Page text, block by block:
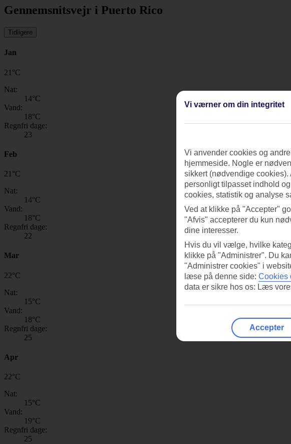
Gennemsnitsvejr i Puerto Rico
Tidligere
Jan
21 °C
Nat:
14°C
Vand:
18°C
Regnfri dage:
23
Feb
21 °C
Nat:
14°C
Vand:
18°C
Regnfri dage:
22
Mar
22°C
Nat:
15°C
Vand:
18°C
Regnfri dage:
25
Apr
22°C
Nat:
15°C
Vand:
19°C
Regnfri dage:
25
Vi værner om din integritet
Vi anvender cookies og
hjemmeside. Nogle er
sikkert (nødvendige
personligt tilpasset indhold
cookies, statistik og analyse
Ved at klikke på "Accepter"
"Afvis" accepterer du kun
dine interesser.
Hvis du vil vælge, hvilke
klikke på "Administrer". Du
"Administrer cookies" i
læse på denne side: Cookies
data er sikre hos os: Læs
Accepter